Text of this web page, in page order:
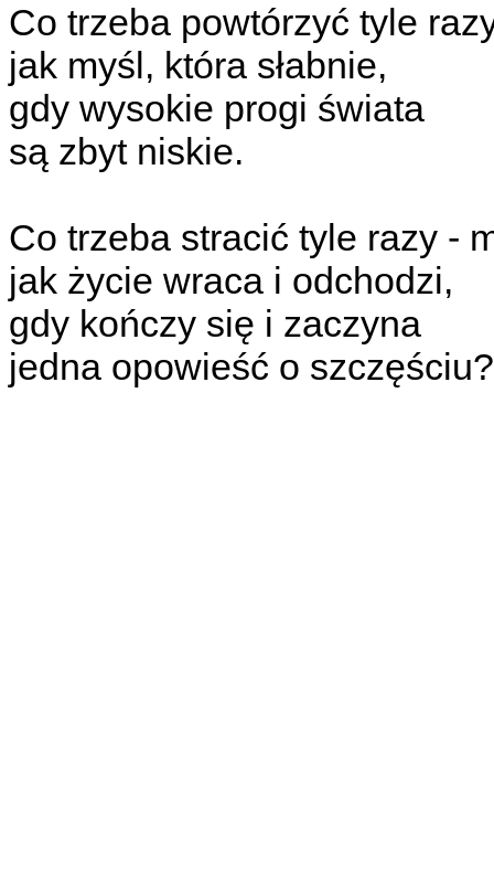
Co trzeba powtórzyć tyle
jak myśl, która słabnie,
gdy wysokie progi świata
są zbyt niskie.
Co trzeba stracić tyle razy -
jak życie wraca i odchodzi,
gdy kończy się i zaczyna
jedna opowieść o szczęściu?